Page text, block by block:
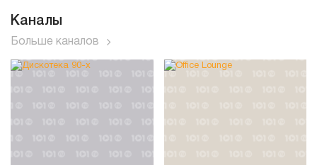
Каналы
Больше каналов